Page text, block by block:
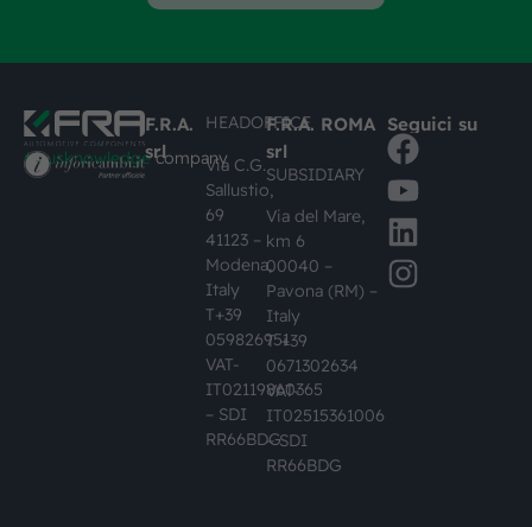
#busknowledgecompany
F.R.A.
srl
HEADOFFICE
Via C.G.
Sallustio,
69
41123 –
Modena,
Italy
T+39
059826951
VAT-
IT02119860365
– SDI
RR66BDG
F.R.A. ROMA
srl
SUBSIDIARY
Via del Mare,
km 6
00040 –
Pavona (RM) –
Italy
T +39
0671302634
VAT-
IT02515361006
– SDI
RR66BDG
Seguici su